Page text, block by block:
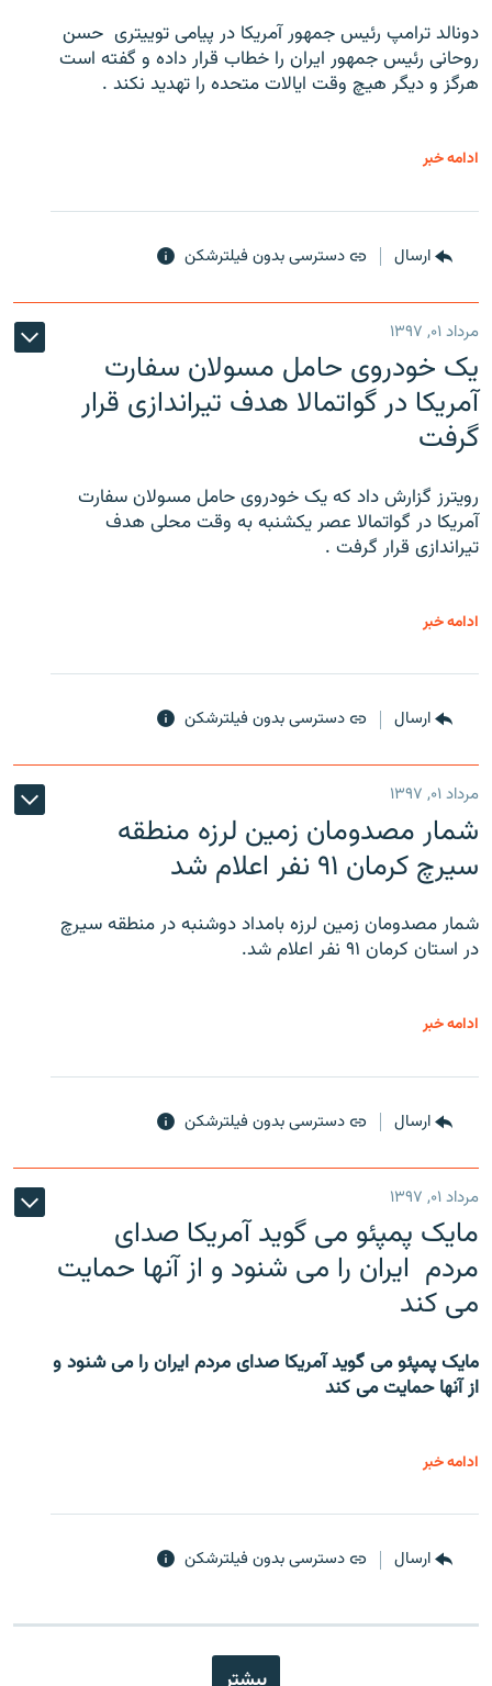
دونالد ترامپ رئیس جمهور آمریکا در پیامی توییتری ‌ حسن
روحانی رئیس جمهور ایران را خطاب قرار داده و گفته است
هرگز و دیگر هیچ وقت ایالات متحده را تهدید نکند .
ادامه خبر
ارسال دسترسی بدون فیلترشکن
مرداد ۰۱, ۱۳۹۷
یک خودروی حامل مسولان سفارت
آمریکا در گواتمالا هدف تیراندازی قرار
گرفت
رویترز گزارش داد که یک خودروی حامل مسولان سفارت
آمریکا در گواتمالا عصر یکشنبه به وقت محلی هدف
تیراندازی قرار گرفت .
ادامه خبر
ارسال دسترسی بدون فیلترشکن
مرداد ۰۱, ۱۳۹۷
شمار مصدومان زمین لرزه منطقه
سیرچ کرمان ۹۱ نفر اعلام شد
شمار مصدومان زمین لرزه بامداد دوشنبه در منطقه سیرچ
در استان کرمان ۹۱ نفر اعلام شد.
ادامه خبر
ارسال دسترسی بدون فیلترشکن
مرداد ۰۱, ۱۳۹۷
مایک پمپئو می گوید آمریکا صدای
مردم ایران را می شنود و از آنها حمایت
می کند
مایک پمپئو می گوید آمریکا صدای مردم ایران را می شنود و
از آنها حمایت می کند
ادامه خبر
ارسال دسترسی بدون فیلترشکن
بیشتر